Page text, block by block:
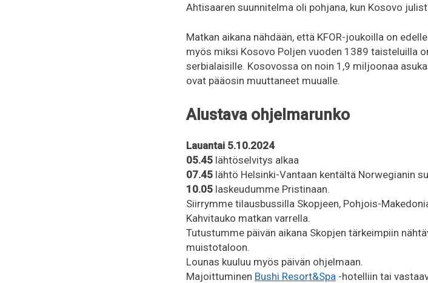
Ahtisaaren suunnitelma oli pohjana, kun Kosovo
Matkan aikana nähdään, että KFOR-joukoilla on
myös miksi Kosovo Poljen vuoden 1389 taisteluilla
serbialaisille. Kosovossa on noin 1,9 miljoonaa
ovat pääosin muuttaneet muualle.
Alustava ohjelmarunko
Lauantai 5.10.2024
05.45 lähtöselvitys alkaa
07.45 lähtö Helsinki-Vantaan kentältä Norwegianin
10.05 laskeudumme Pristinaan.
Siirrymme tilausbussilla Skopjeen, Pohjois-
Kahvitauko matkan varrella.
Tutustumme päivän aikana Skopjen tärkeimpiin
muistotaloon.
Lounas kuuluu myös päivän ohjelmaan.
Majoittuminen Bushi Resort&Spa -hotelliin tai